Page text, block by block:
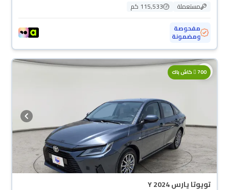
مستعملة
115,533 كم
مفحوصة
ومضمونة
700 كاش باك
تويوتا يارس Y 2024